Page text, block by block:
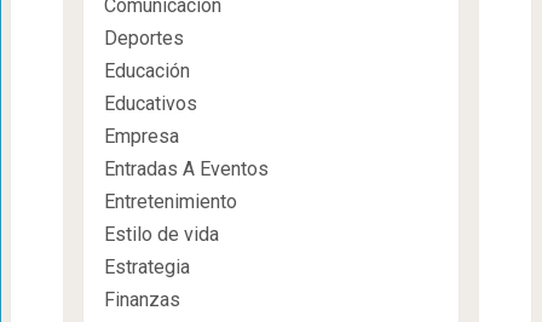
Comunicación
Deportes
Educación
Educativos
Empresa
Entradas A Eventos
Entretenimiento
Estilo de vida
Estrategia
Finanzas